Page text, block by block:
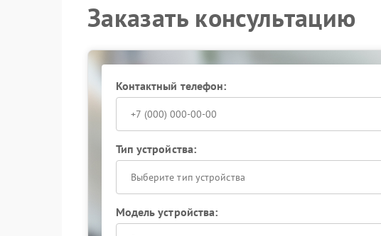
Заказать консультацию
Контактный телефон:
Тип устройства:
Выберите тип устройства
Модель устройства: